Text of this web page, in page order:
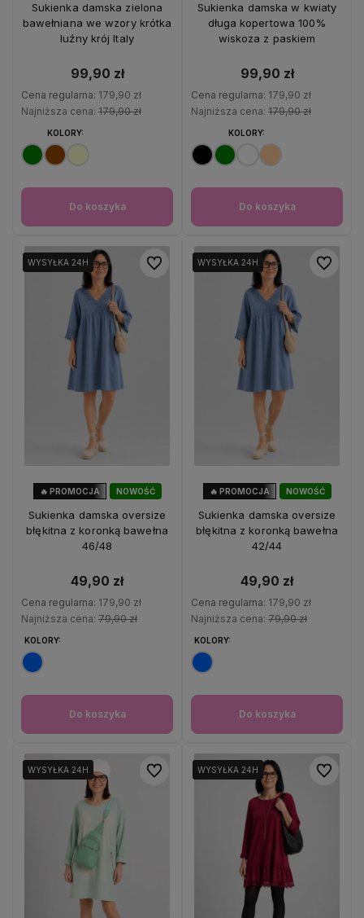
Sukienka damska zielona
bawełniana we wzory krótka
luźny krój Italy
99,90 zł
Cena regularna: 179,90 zł
Najniższa cena: 179,90 zł
KOLORY:
Do koszyka
Sukienka damska w kwiaty
długa kopertowa 100%
wiskoza z paskiem
99,90 zł
Cena regularna: 179,90 zł
Najniższa cena: 179,90 zł
KOLORY:
Do koszyka
NOWOŚĆ
🔥 PROMOCJA
WYSYŁKA 24H
WYSYŁKA 24H
Sukienka damska oversize
błękitna z koronką bawełna
46/48
49,90 zł
Cena regularna: 179,90 zł
Najniższa cena: 79,90 zł
KOLORY:
Do koszyka
Do ulubionych
NOWOŚĆ
🔥 PROMOCJA
WYSYŁKA 24H
WYSYŁKA 24H
Sukienka damska oversize
błękitna z koronką bawełna
42/44
49,90 zł
Cena regularna: 179,90 zł
Najniższa cena: 79,90 zł
KOLORY:
Do koszyka
Do
WYSYŁKA 24H
WYSYŁKA 24H Do ulubionychWYSYŁKA 24H
WYSYŁKA 24H Do